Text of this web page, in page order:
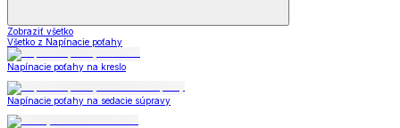
Zobraziť všetko
Všetko z Napínacie poťahy
Napínacie poťahy na kreslo
Napínacie poťahy na sedacie súpravy